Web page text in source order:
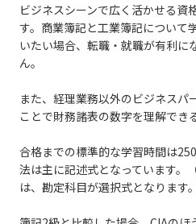
ビジネスシーンで広く活かせる資
す。商業簿記と工業簿記について
いたい場合、転職・就職が有利に
ん。
また、経理業務以外のビジネスパ
ことで財務諸表の数字を理解でき
合格までの標準的な学習時間は
法は主に記述式となっています。
は、勘定科目が選択式となります。